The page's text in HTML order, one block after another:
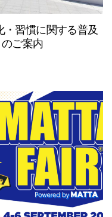
習慣に関する普及
ご案内